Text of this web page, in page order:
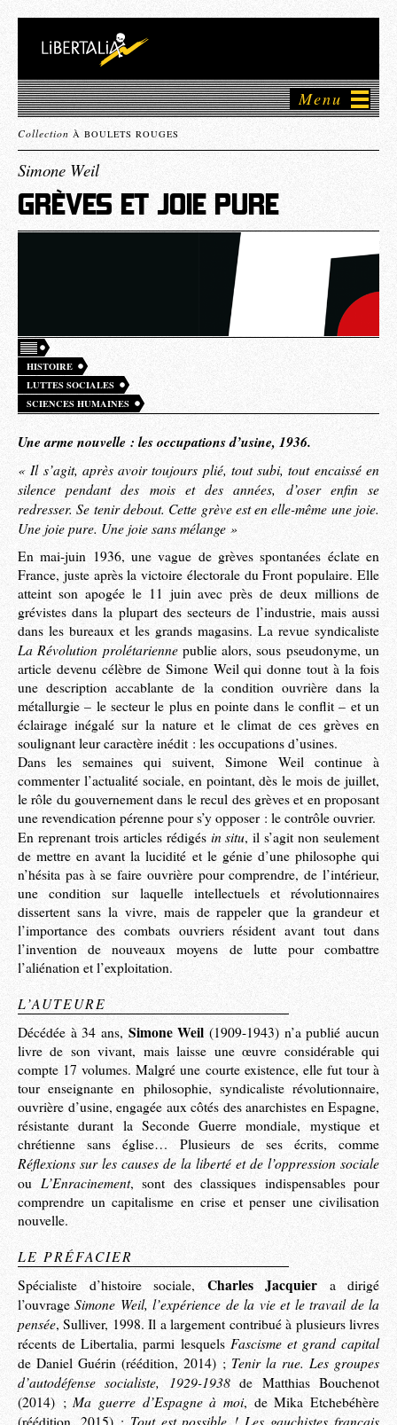
Menu
Collection À BOULETS ROUGES
Simone Weil
GRÈVES ET JOIE PURE
HISTOIRE
LUTTES SOCIALES
SCIENCES HUMAINES
Une arme nouvelle : les occupations d’usine, 1936.
« Il s’agit, après avoir toujours plié, tout subi, tout encaissé en
silence pendant des mois et des années, d’oser enfin se
redresser. Se tenir debout. Cette grève est en elle-même une joie.
Une joie pure. Une joie sans mélange »
En mai-juin 1936, une vague de grèves spontanées éclate en
France, juste après la victoire électorale du Front populaire. Elle
atteint son apogée le 11 juin avec près de deux millions de
grévistes dans la plupart des secteurs de l’industrie, mais aussi
dans les bureaux et les grands magasins. La revue syndicaliste
La Révolution prolétariennepublie alors, sous pseudonyme, un
article devenu célèbre de Simone Weil qui donne tout à la fois
une description accablante de la condition ouvrière dans la
métallurgie – le secteur le plus en pointe dans le conflit – et un
éclairage inégalé sur la nature et le climat de ces grèves en
soulignant leur caractère inédit : les occupations d’usines.
Dans les semaines qui suivent, Simone Weil continue à
commenter l’actualité sociale, en pointant, dès le mois de juillet,
le rôle du gouvernement dans le recul des grèves et en proposant
une revendication pérenne pour s’y opposer : le contrôle ouvrier.
En reprenant trois articles rédigés in situ, il s’agit non seulement
de mettre en avant la lucidité et le génie d’une philosophe qui
n’hésita pas à se faire ouvrière pour comprendre, de l’intérieur,
une condition sur laquelle intellectuels et révolutionnaires
dissertent sans la vivre, mais de rappeler que la grandeur et
l’importance des combats ouvriers résident avant tout dans
l’invention de nouveaux moyens de lutte pour combattre
l’aliénation et l’exploitation.
L’AUTEURE
Décédée à 34 ans, Simone Weil (1909-1943) n’a publié aucun
livre de son vivant, mais laisse une œuvre considérable qui
compte 17 volumes. Malgré une courte existence, elle fut tour à
tour enseignante en philosophie, syndicaliste révolutionnaire,
ouvrière d’usine, engagée aux côtés des anarchistes en Espagne,
résistante durant la Seconde Guerre mondiale, mystique et
chrétienne sans église… Plusieurs de ses écrits, comme
Réflexions sur les causes de la liberté et de l’oppression sociale
ou L’Enracinement, sont des classiques indispensables pour
comprendre un capitalisme en crise et penser une civilisation
nouvelle.
LE PRÉFACIER
Spécialiste d’histoire sociale, Charles Jacquier a dirigé
l’ouvrageSimone Weil, l’expérience de la vie et le travail de la
pensée, Sulliver, 1998. Il a largement contribué à plusieurs livres
récents de Libertalia, parmi lesquels Fascisme et grand capital
de Daniel Guérin (réédition, 2014) ; Tenir la rue. Les groupes
d’autodéfense socialiste, 1929-1938de Matthias Bouchenot
(2014) ;Ma guerre d’Espagne à moi, de Mika Etchebéhère
(réédition, 2015) ; Tout est possible ! Les gauchistes français